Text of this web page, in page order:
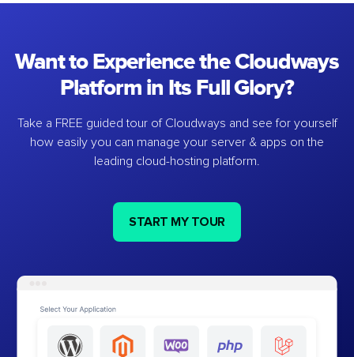
Want to Experience the Cloudways
Platform in Its Full Glory?
Take a FREE guided tour of Cloudways and see for yourself
how easily you can manage your server & apps on the
leading cloud-hosting platform.
START MY TOUR